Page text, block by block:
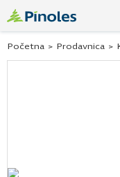
Početna > Prodavnica >